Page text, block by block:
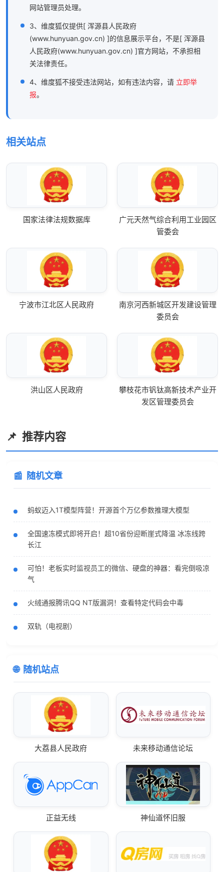
网站管理员处理。
3、维度狐仅提供[ 浑源县人民政府
(www.hunyuan.gov.cn) ]的信息展示平台，不是[ 浑源县
人民政府(www.hunyuan.gov.cn) ]官方网站，不承担相
关法律责任。
4、维度狐不接受违法网站，如有违法内容，请 立即举
报。
相关站点
国家法律法规数据库
广元天然气综合利用工业园区
管委会
宁波市江北区人民政府
南京河西新城区开发建设管理
委员会
洪山区人民政府
攀枝花市钒钛高新技术产业开
发区管理委员会
推荐内容
随机文章
蚂蚁迈入1T模型阵营！开源首个万亿参数推理大模型
全国速冻模式即将开启！超10省份迎断崖式降温 冰冻线跨
长江
可怕！老板实时监视员工的微信、硬盘的神器：看完倒吸凉
气
火绒通报腾讯QQ NT版漏洞！查看特定代码会中毒
双轨（电视剧）
随机站点
大荔县人民政府 未来移动通信论坛
正益无线 神仙道怀旧服